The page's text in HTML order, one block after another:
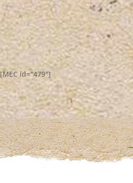
[MEC id="479"]